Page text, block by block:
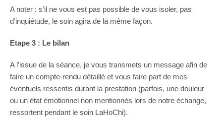
A noter : s’il ne vous est pas possible de vous isoler, pas
d’inquiétude, le soin agira de la même façon.
Etape 3 : Le bilan
A l’issue de la séance, je vous transmets un message afin de
faire un compte-rendu détaillé et vous faire part de mes
éventuels ressentis durant la prestation (parfois, une douleur
ou un état émotionnel non mentionnés lors de notre échange,
ressortent pendant le soin LaHoChi).